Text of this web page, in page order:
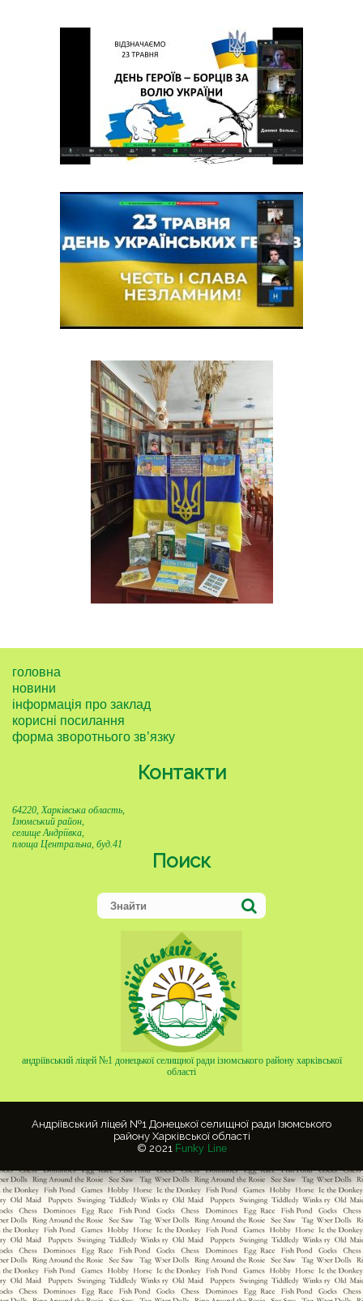
андріївський ліцей №1 донецької селищної ради ізюмського району харківської
області
головна
новини
інформація про заклад
корисні посилання
форма зворотнього зв’язку
Контакти
64220, Харківська область,
Ізюмський район,
селище Андріївка,
площа Центральна, буд.41
Поиск
Андріївський ліцей №1 Донецької селищної ради Ізюмського
району Харківської області
© 2021 Funky Line